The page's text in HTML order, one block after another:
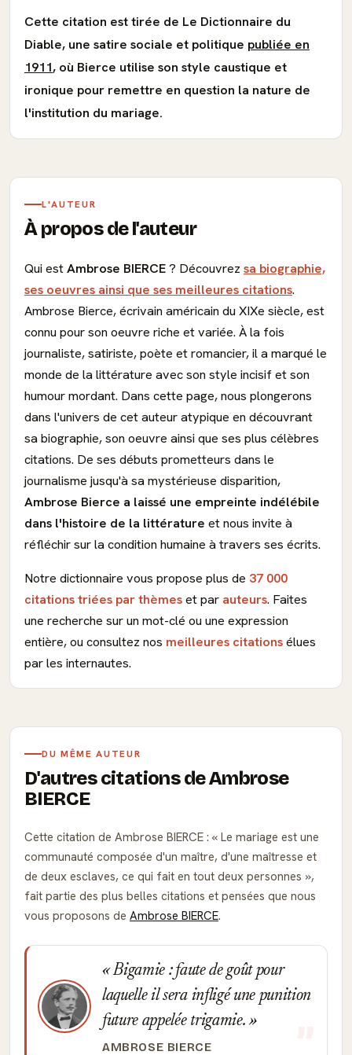
Cette citation est tirée de Le Dictionnaire du
Diable, une satire sociale et politique publiée en
1911, où Bierce utilise son style caustique et
ironique pour remettre en question la nature de
l'institution du mariage.
L'AUTEUR
À propos de l'auteur
Qui estAmbrose BIERCE? Découvrez sa biographie,
ses oeuvres ainsi que ses meilleures citations.
Ambrose Bierce, écrivain américain du XIXe siècle, est
connu pour son oeuvre riche et variée. À la fois
journaliste, satiriste, poète et romancier, il a marqué le
monde de la littérature avec son style incisif et son
humour mordant. Dans cette page, nous plongerons
dans l'univers de cet auteur atypique en découvrant
sa biographie, son oeuvre ainsi que ses plus célèbres
citations. De ses débuts prometteurs dans le
journalisme jusqu'à sa mystérieuse disparition,
Ambrose Bierce a laissé une empreinte indélébile
dans l'histoire de la littérature et nous invite à
réfléchir sur la condition humaine à travers ses écrits.
Notre dictionnaire vous propose plus de 37 000
citations triées par thèmeset par auteurs. Faites
une recherche sur un mot-clé ou une expression
entière, ou consultez nos meilleures citationsélues
par les internautes.
DU MÊME AUTEUR
D'autres citations de Ambrose
BIERCE
Cette citation de Ambrose BIERCE :
Le mariage est une
communauté composée d'un maître, d'une maîtresse et
de deux esclaves, ce qui fait en tout deux personnes
,
fait partie des plus belles citations et pensées que nous
vous proposons de Ambrose BIERCE.
Bigamie : faute de goût pour
laquelle il sera infligé une punition
future appelée trigamie.
AMBROSE BIERCE